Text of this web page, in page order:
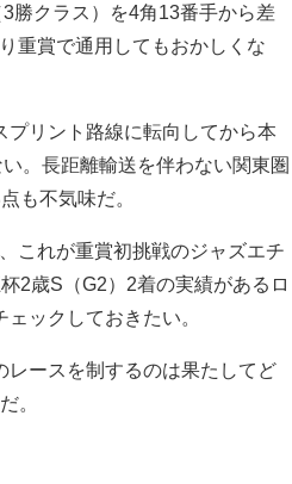
勝クラス）を4角13番手から差
重賞で通用してもおかしくな
リント路線に転向してから本
。長距離輸送を伴わない関東圏
も不気味だ。
これが重賞初挑戦のジャズエチ
2歳S（G2）2着の実績があるロ
ックしておきたい。
ースを制するのは果たしてど
。